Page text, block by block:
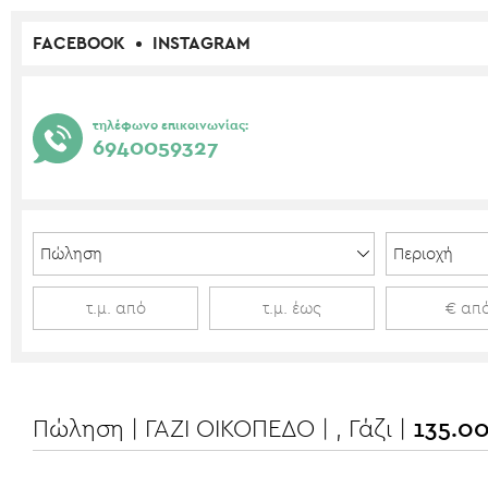
FACEBOOK INSTAGRAM
τηλέφωνο επικοινωνίας:
6940059327
Πώληση | ΓΑΖΙ ΟΙΚΟΠΕΔΟ | , Γάζι |